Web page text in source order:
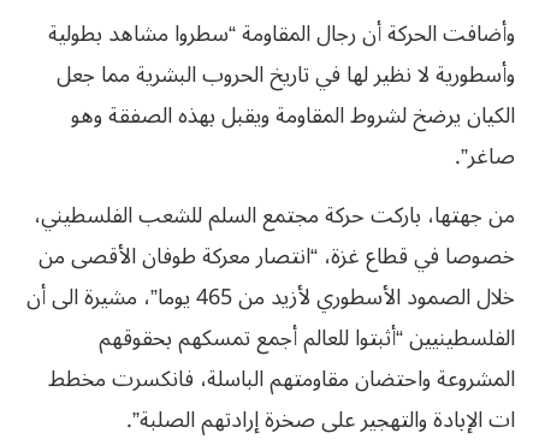
وأضافت الحركة أن رجال المقاومة “سطروا مشاهد بطولية
وأسطورية لا نظير لها في تاريخ الحروب البشرية مما جعل
الكيان يرضخ لشروط المقاومة ويقبل بهذه الصفقة وهو
صاغر”.
من جهتها، باركت حركة مجتمع السلم للشعب الفلسطيني،
خصوصا في قطاع غزة، “انتصار معركة طوفان الأقصى من
خلال الصمود الأسطوري لأزيد من 465 يوما”، مشيرة الى أن
الفلسطينيين “أثبتوا للعالم أجمع تمسكهم بحقوقهم
المشروعة واحتضان مقاومتهم الباسلة، فانكسرت مخطط
ات الإبادة والتهجير على صخرة إرادتهم الصلبة”.